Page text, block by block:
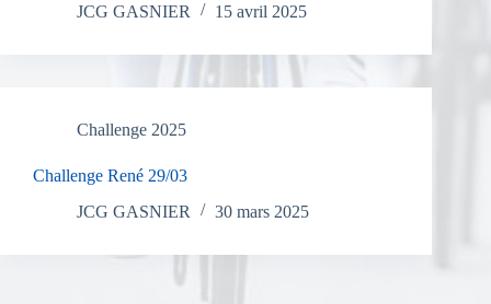
JCG GASNIER
15 avril 2025
Challenge 2025
Challenge René 29/03
JCG GASNIER
30 mars 2025